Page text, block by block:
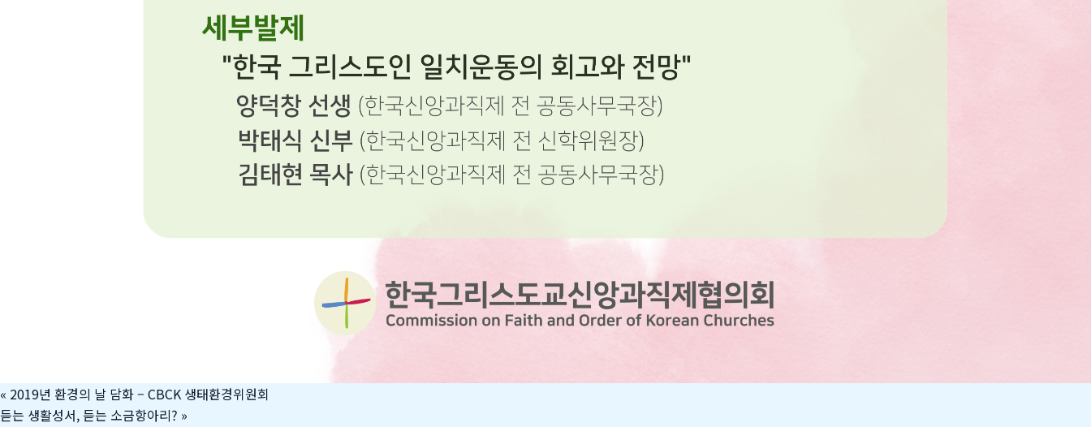
« 2019년 환경의 날 담화 – CBCK 생태환경위원회
듣는 생활성서, 듣는 소금항아리? »